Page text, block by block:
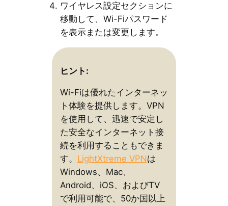
ワイヤレス設定セクションに
移動して、Wi-Fiパスワード
を表示または変更します。
ヒント:
Wi-Fiは優れたインターネッ
ト体験を提供します。VPN
を使用して、迅速で安定し
た安全なインターネット接
続を利用することもできま
す。 LightXtreme VPNは
Windows、Mac、
Android、iOS、およびTV
で利用可能で、50か国以上